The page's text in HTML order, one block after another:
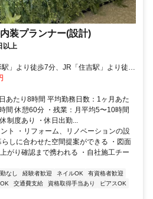
装プランナー(設計)
以上
」より徒歩7分、JR「住吉駅」より徒歩
16分
あたり8時間 平均勤務日数：1ヶ月あた
間 休憩60分 ・残業：月平均5〜10時間
制度あり ・休日出勤...
ト ・リフォーム、リノベーションの設
しに合わせた空間提案ができる ・図面
がり確認まで携われる ・自社施工チー
なし 経験者歓迎 ネイルOK
有資格者歓迎
交通費支給 資格取得手当あり
ピアスOK